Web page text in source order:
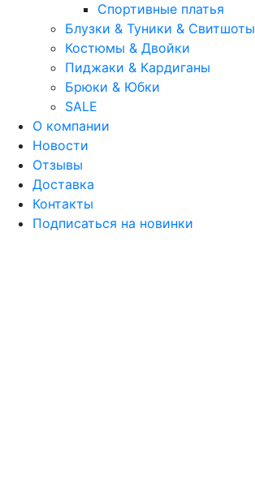
Спортивные платья
Блузки & Туники & Свитшоты
Костюмы & Двойки
Пиджаки & Кардиганы
Брюки & Юбки
SALE
О компании
Новости
Отзывы
Доставка
Контакты
Подписаться на новинки